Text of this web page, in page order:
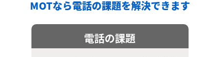
MOTなら電話の課題を解決できます
電話の課題